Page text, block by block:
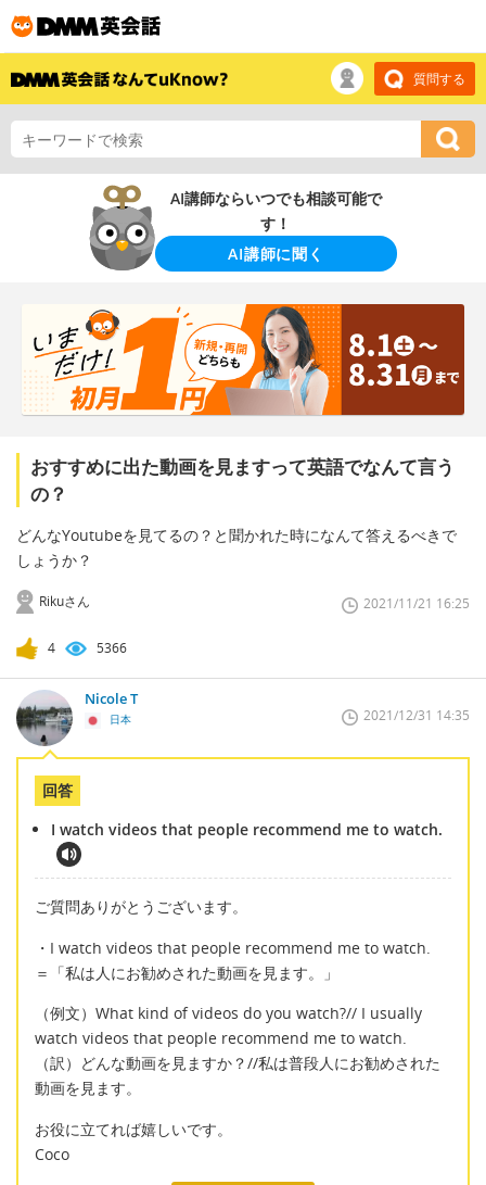
質問する
AI講師ならいつでも相談可能で
す！
AI講師に聞く
おすすめに出た動画を見ますって英語でなんて言う
の？
どんなYoutubeを見てるの？と聞かれた時になんて答えるべきで
しょうか？
Rikuさん 2021/11/21 16:25
4 5366
Nicole T
日本 2021/12/31 14:35
回答
I watch videos that people recommend me to watch.
ご質問ありがとうございます。
・I watch videos that people recommend me to watch.
＝「私は人にお勧めされた動画を見ます。」
（例文）What kind of videos do you watch?// I usually
watch videos that people recommend me to watch.
（訳）どんな動画を見ますか？//私は普段人にお勧めされた
動画を見ます。
お役に立てれば嬉しいです。
Coco